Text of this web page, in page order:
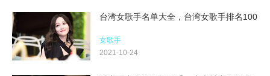
台湾女歌手名单大全，台湾女歌手排名100
女歌手
2021-10-24